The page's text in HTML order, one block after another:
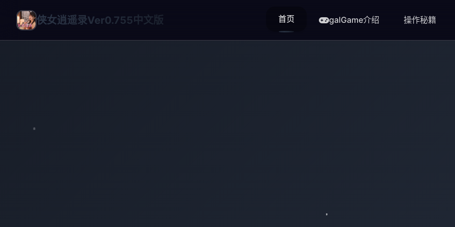
侠女逍遥录Ver0.755中文版 首页 galGame介绍 操作秘籍